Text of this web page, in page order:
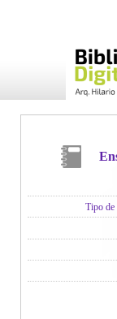
Tipo de